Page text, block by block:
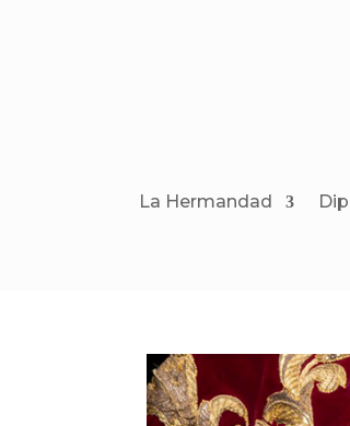
La Hermandad